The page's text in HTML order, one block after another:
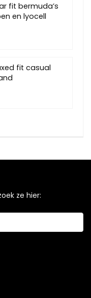
fit bermuda’s
en lyocell
fit casual
ze hier: